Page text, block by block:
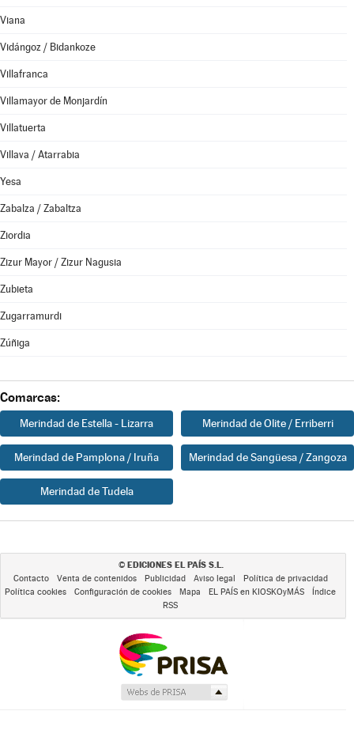
Viana
Vidángoz / Bidankoze
Villafranca
Villamayor de Monjardín
Villatuerta
Villava / Atarrabia
Yesa
Zabalza / Zabaltza
Ziordia
Zizur Mayor / Zizur Nagusia
Zubieta
Zugarramurdi
Zúñiga
Comarcas:
Merindad de Estella - Lizarra Merindad de Olite / Erriberri
Merindad de Pamplona / Iruña Merindad de Sangüesa / Zangoza
Merindad de Tudela
© EDICIONES EL PAÍS S.L.
Contacto Venta de contenidos Publicidad Aviso legal
Política de privacidad
Política cookies
Configuración de cookies Mapa EL PAÍS en KIOSKOyMÁS
Índice
RSS